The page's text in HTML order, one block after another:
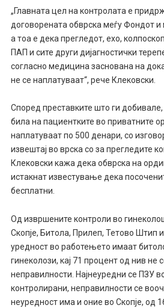
„Главната цел на контролата е
договорената обврска меѓу Фондот и
а тоа е дека прегледот, ехо,
ПАП и сите други дијагностички
согласно медицина заснована на
не се наплатуваат“, рече Клековски.
Според преставките што ги
била на пациентките во приватните
наплатуваат по 500 денари, со
извештај во врска со за прегледите
Клековски кажа дека обврска на
истакнат известување дека
бесплатни.
Од извршените контроли во
Скопје, Битола, Прилеп, Тетово Штип
уредност во работењето имаат
гинеколози, кај 71 процент од нив не
неправилности. Најнеуредни се ПЗУ
контролирани, неправилности се
неуредност има и оние во Скопје, од